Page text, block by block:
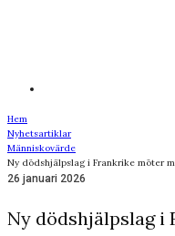
Hem
Nyhetsartiklar
Människovärde
Ny dödshjälpslag i Frankrike möter
26 januari 2026
Ny dödshjälpslag i